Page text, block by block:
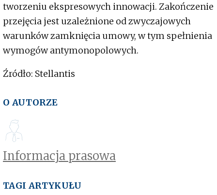
tworzeniu ekspresowych innowacji. Zakończenie
przejęcia jest uzależnione od zwyczajowych
warunków zamknięcia umowy, w tym spełnienia
wymogów antymonopolowych.
Źródło: Stellantis
O AUTORZE
Informacja prasowa
TAGI ARTYKUŁU